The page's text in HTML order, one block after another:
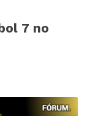
7 no